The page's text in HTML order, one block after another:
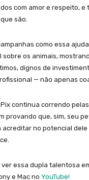
com amor e respeito, e
são.
como essa
os animais,
dignos de
— não apenas
continua correndo
provando que, sim, seu
acreditar no potencial
essa dupla talentosa
e Mac no YouTube!